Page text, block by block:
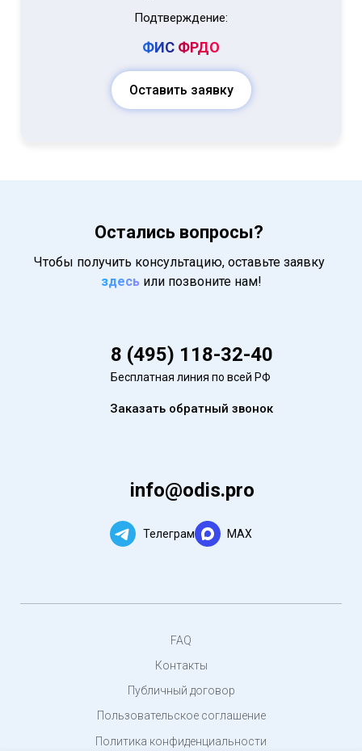
Подтверждение:
ФИС ФРДО
Оставить заявку
Остались вопросы?
Чтобы получить консультацию, оставьте заявку
здесь или позвоните нам!
8 (495) 118-32-40
Бесплатная линия по всей РФ
Заказать обратный звонок
info@odis.pro
Телеграм MAX
FAQ
Контакты
Публичный договор
Пользовательское соглашение
Политика конфиденциальности